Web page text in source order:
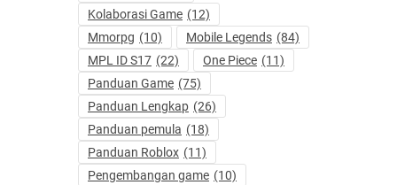
Kolaborasi Game (12)
Mmorpg (10) Mobile Legends (84)
MPL ID S17 (22) One Piece (11)
Panduan Game (75)
Panduan Lengkap (26)
Panduan pemula (18)
Panduan Roblox (11)
Pengembangan game (10)